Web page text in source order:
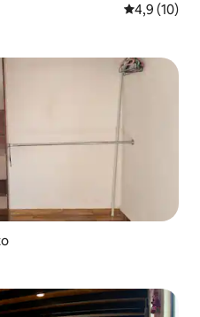
4,9 de uma
4,9 (10)